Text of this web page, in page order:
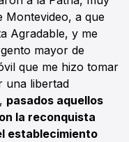
Montevideo, a que
Agradable, y me
mayor de
que me hizo tomar
una libertad
pasados aquellos
la reconquista
establecimiento